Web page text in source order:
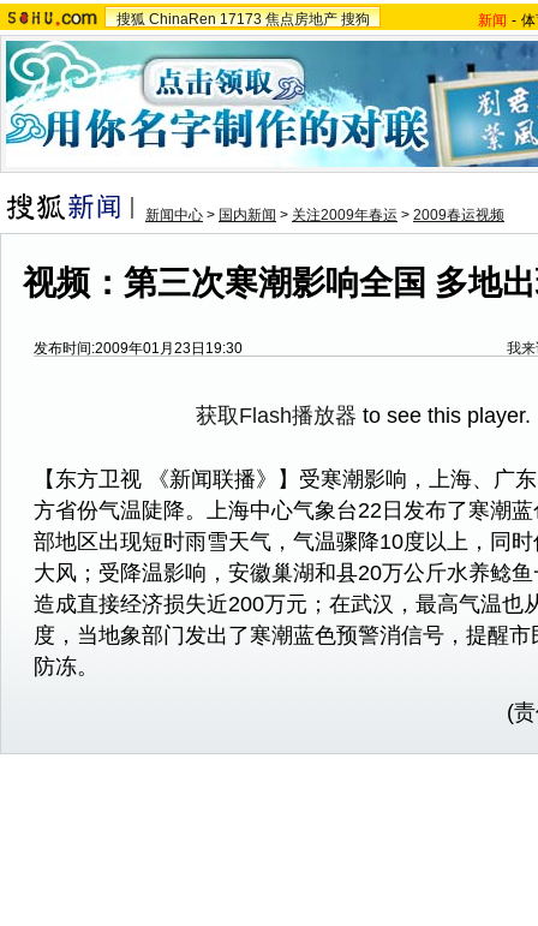
搜狐 ChinaRen 17173 焦点房地产 搜狗 新闻 -
新闻中心 > 国内新闻 > 关注2009年春运 > 2009春运视频
视频：第三次寒潮影响全国 多地
发布时间:2009年01月23日19:30 我
获取Flash播放器 to see this player.
【东方卫视 《新闻联播》】受寒潮影响，上海、广
方省份气温陡降。上海中心气象台22日发布了寒潮
部地区出现短时雨雪天气，气温骤降10度以上，同
大风；受降温影响，安徽巢湖和县20万公斤水养鲶
造成直接经济损失近200万元；在武汉，最高气温也
度，当地象部门发出了寒潮蓝色预警消信号，提醒
防冻。
(